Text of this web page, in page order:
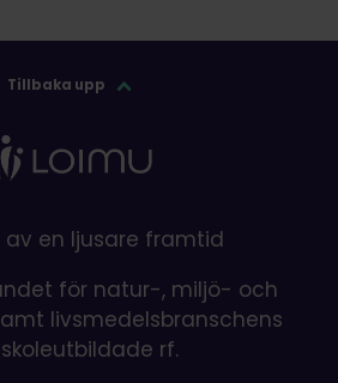
Tillbaka upp
av en ljusare framtid
för natur-, miljö- och
livsmedelsbranschens
rf.